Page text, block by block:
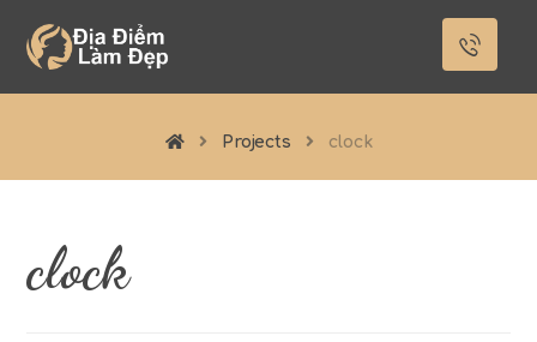
Projects clock
clock